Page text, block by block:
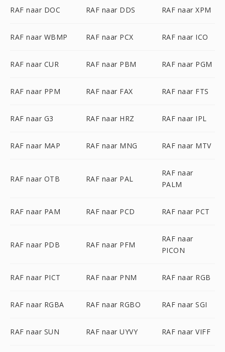
RAF naar DOC RAF naar DDS RAF naar XPM
RAF naar WBMP RAF naar PCX RAF naar ICO
RAF naar CUR RAF naar PBM RAF naar PGM
RAF naar PPM RAF naar FAX RAF naar FTS
RAF naar G3 RAF naar HRZ RAF naar IPL
RAF naar MAP RAF naar MNG RAF naar MTV
RAF naar OTB RAF naar PAL
RAF naar
PALM
RAF naar PAM RAF naar PCD RAF naar PCT
RAF naar PDB RAF naar PFM
RAF naar
PICON
RAF naar PICT RAF naar PNM RAF naar RGB
RAF naar RGBA RAF naar RGBO RAF naar SGI
RAF naar SUN RAF naar UYVY RAF naar VIFF